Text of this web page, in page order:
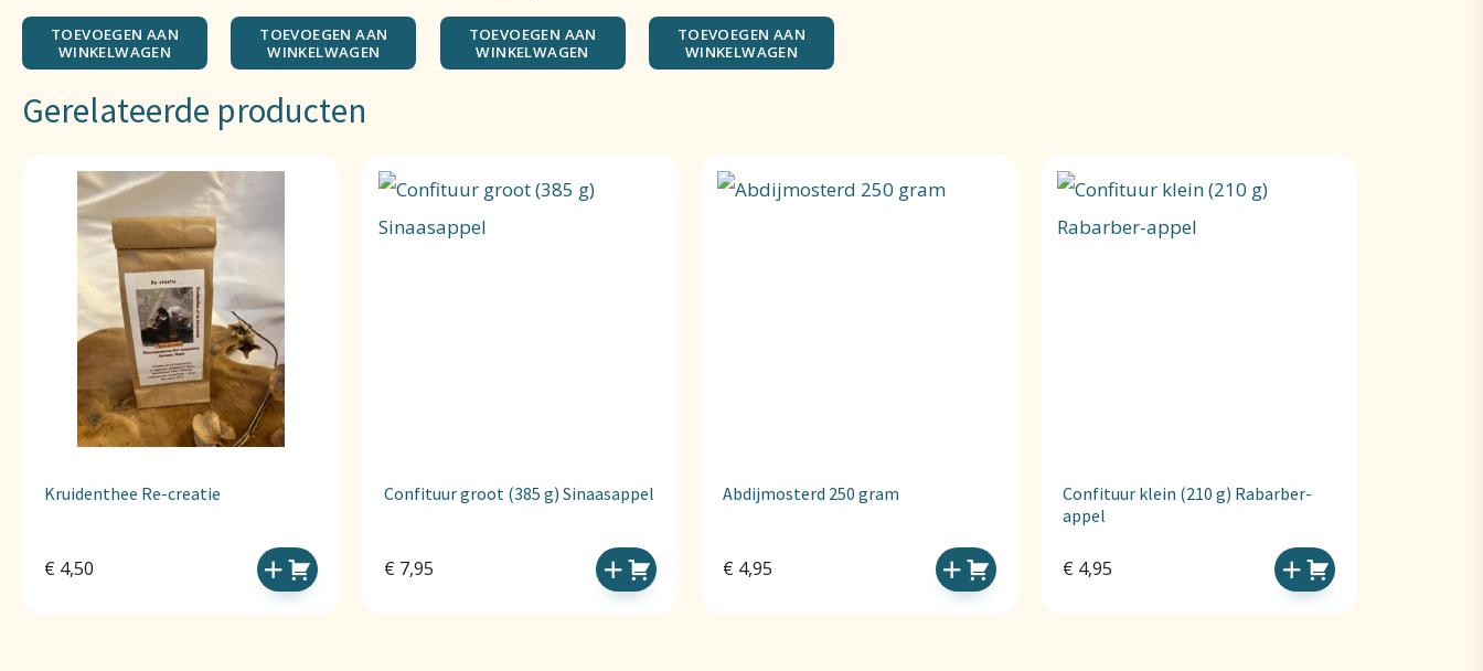
TOEVOEGEN AAN
WINKELWAGEN
TOEVOEGEN AAN
WINKELWAGEN
TOEVOEGEN AAN
WINKELWAGEN
TOEVOEGEN AAN
WINKELWAGEN
Gerelateerde producten
Kruidenthee Re-creatie
€ 4,50
Confituur groot (385 g) Sinaasappel
€ 7,95
Abdijmosterd 250 gram
€ 4,95
Confituur klein (210 g) Rabarber-
appel
€ 4,95